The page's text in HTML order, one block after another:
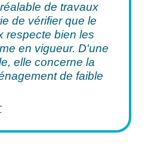
de travaux
de vérifier que le
respecte bien les
en vigueur. D'une
elle concerne la
de faible